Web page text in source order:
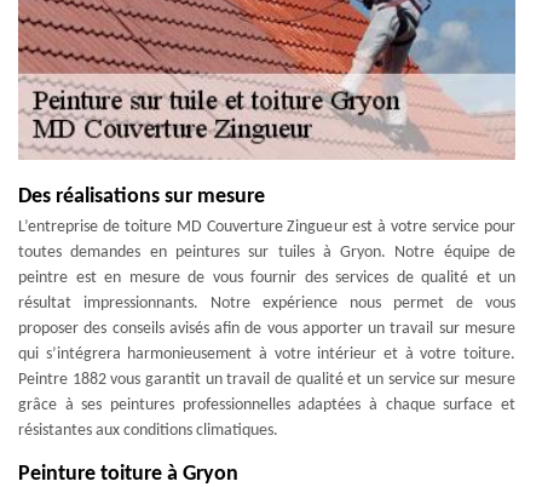
Des réalisations sur mesure
L’entreprise de toiture MD Couverture Zingueur est à votre service pour
toutes demandes en peintures sur tuiles à Gryon. Notre équipe de
peintre est en mesure de vous fournir des services de qualité et un
résultat impressionnants. Notre expérience nous permet de vous
proposer des conseils avisés afin de vous apporter un travail sur mesure
qui s’intégrera harmonieusement à votre intérieur et à votre toiture.
Peintre 1882 vous garantit un travail de qualité et un service sur mesure
grâce à ses peintures professionnelles adaptées à chaque surface et
résistantes aux conditions climatiques.
Peinture toiture à Gryon